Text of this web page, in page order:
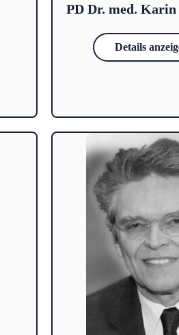
PD Dr. med.
Details